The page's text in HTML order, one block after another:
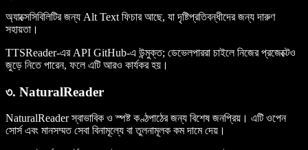
অ্যাক্সেসিবিলিটির জন্য Alt Text ফিচার আছে, যা দৃষ্টিপ্রতিবন্ধীদের জন্য দারুণ
সহায়তা।
TTSReader-এর API GitHub-এ উন্মুক্ত; ডেভেলপাররা চাইলে নিজের প্রজেক্টেও
জুড়ে নিতে পারেন, ফলে এটি আরও কার্যকর হয়।
৩. NaturalReader
NaturalReader স্বাভাবিক ও স্পষ্ট কণ্ঠপাঠের জন্য বিশেষ জনপ্রিয়। এটি ওপেন
সোর্স এবং মানসম্মত সেবা বিনামূল্যে বা তুলনামূলক কম দামে দেয়।